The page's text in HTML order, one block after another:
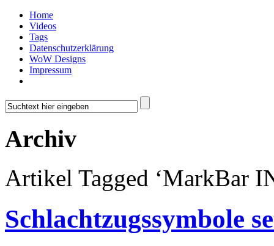
Home
Videos
Tags
Datenschutzerklärung
WoW Designs
Impressum
Archiv
Artikel Tagged ‘MarkBar
Schlachtzugssymbole